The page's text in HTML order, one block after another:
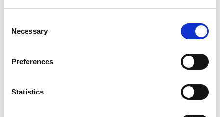
Selection
Necessary
Preferences
Statistics
! Nota:
Nuestras tarjetas regalo son
Lacompensación en efectivo
Las devoluciones o los cambios